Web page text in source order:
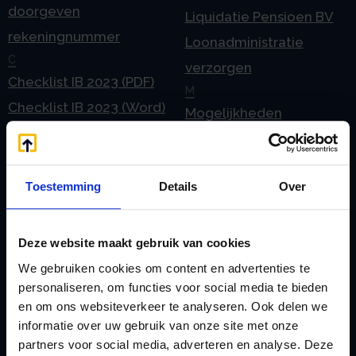
Toestemming Details Over
Deze website maakt gebruik van cookies
We gebruiken cookies om content en advertenties te
personaliseren, om functies voor social media te bieden
en om ons websiteverkeer te analyseren. Ook delen we
informatie over uw gebruik van onze site met onze
partners voor social media, adverteren en analyse. Deze
doorgeven
rekeningnummer
C
Checklist IB 2023 (PDF)
Checklist IB 2023 (Word)
Checklist IB 2024 (PDF)
Checklist IB 2024 (Word)
Checklist IB 2025 (PDF)
Checklist IB 2025 (Word)
eHerkenning voor uw
Stamrecht BV
Emigratie
Liquidatie Pensioen BV
Loonadministratie
verzorgen
M
Mogelijkheden
Stamrecht BV
ODV BV
Stamrecht BV
Oprichten BV door